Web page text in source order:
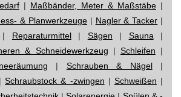
| Maßbänder, Meter & Maßstäbe |
& Planwerkzeuge | Nagler & Tacker |
| Reparaturmittel| Sägen | Sauna |
& Schneidewerkzeug | Schleifen |
| Schrauben & Nägel|
|Schraubstock & -zwingen | Schweißen |